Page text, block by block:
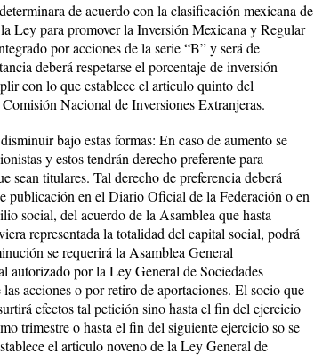
de acuerdo con la clasificación mexicana de
Ley para promover la Inversión Mexicana y Regular
por acciones de la serie “B” y será de
deberá respetarse el porcentaje de inversión
con lo que establece el articulo quinto del
Nacional de Inversiones Extranjeras.
bajo estas formas: En caso de aumento se
y estos tendrán derecho preferente para
sean titulares. Tal derecho de preferencia deberá
publicación en el Diario Oficial de la Federación o en
social, del acuerdo de la Asamblea que hasta
representada la totalidad del capital social, podrá
se requerirá la Asamblea General
autorizado por la Ley General de Sociedades
acciones o por retiro de aportaciones. El socio que
efectos tal petición sino hasta el fin del ejercicio
trimestre o hasta el fin del siguiente ejercicio so se
el articulo noveno de la Ley General de